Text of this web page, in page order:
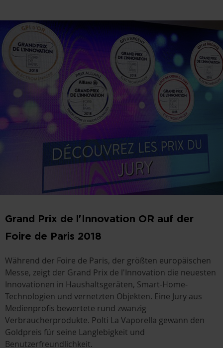
Grand Prix de l'Innovation OR auf der
Foire de Paris 2018
Während der Foire de Paris, der größten europäischen
Messe, zeigt der Grand Prix de l'Innovation die neuesten
Innovationen in Haushaltsgeräten, Smart-Home-
Technologien und vernetzten Objekten. Eine Jury aus
Medienprofis bewertete rund zwanzig
Verbraucherprodukte. Polti La Vaporella gewann den
Goldpreis für seine Langlebigkeit und
Benutzerfreundlichkeit.